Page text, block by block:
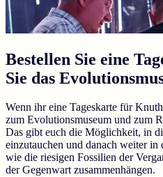
Bestellen Sie eine
Sie das
Wenn ihr eine Tageskarte für
zum Evolutionsmuseum und zum
Das gibt euch die Möglichkeit, in
einzutauchen und danach weiter in
wie die riesigen Fossilien der
der Gegenwart zusammenhängen.